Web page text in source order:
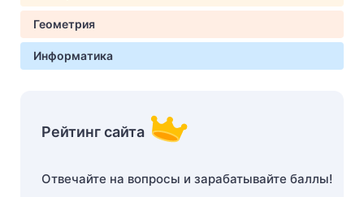
Геометрия
Информатика
Рейтинг сайта
Отвечайте на вопросы и зарабатывайте баллы!